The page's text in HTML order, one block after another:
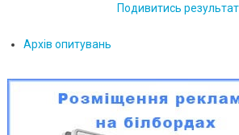
Подивитись
Архів опитувань